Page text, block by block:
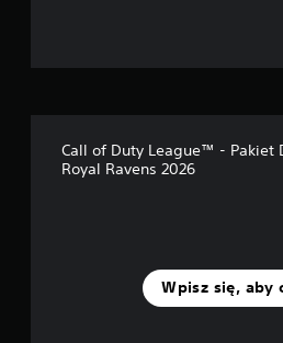
Call of Duty League™ - Pakiet
Royal Ravens 2026
Wpisz się, aby